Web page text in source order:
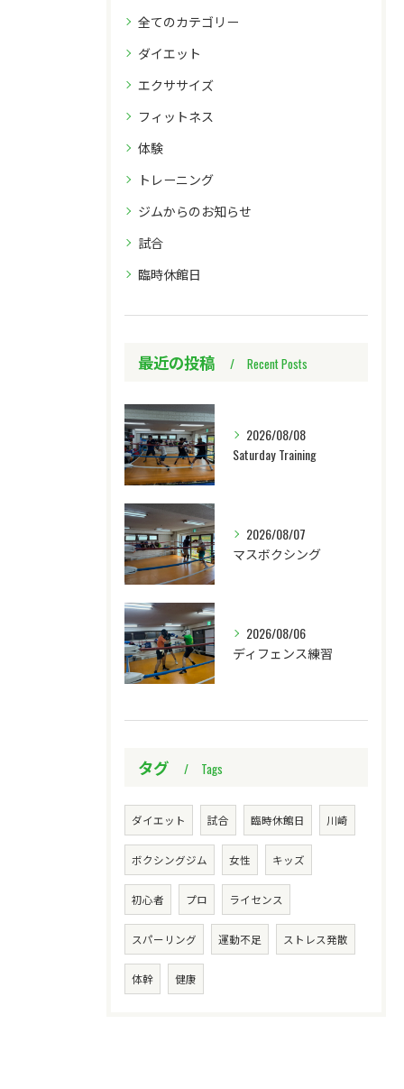
全てのカテゴリー
ダイエット
エクササイズ
フィットネス
体験
トレーニング
ジムからのお知らせ
試合
臨時休館日
最近の投稿 Recent Posts
2026/08/08
Saturday Training
2026/08/07
マスボクシング
2026/08/06
ディフェンス練習
タグ Tags
ダイエット 試合 臨時休館日 川崎
ボクシングジム 女性 キッズ
初心者 プロ ライセンス
スパーリング 運動不足 ストレス発散
体幹 健康